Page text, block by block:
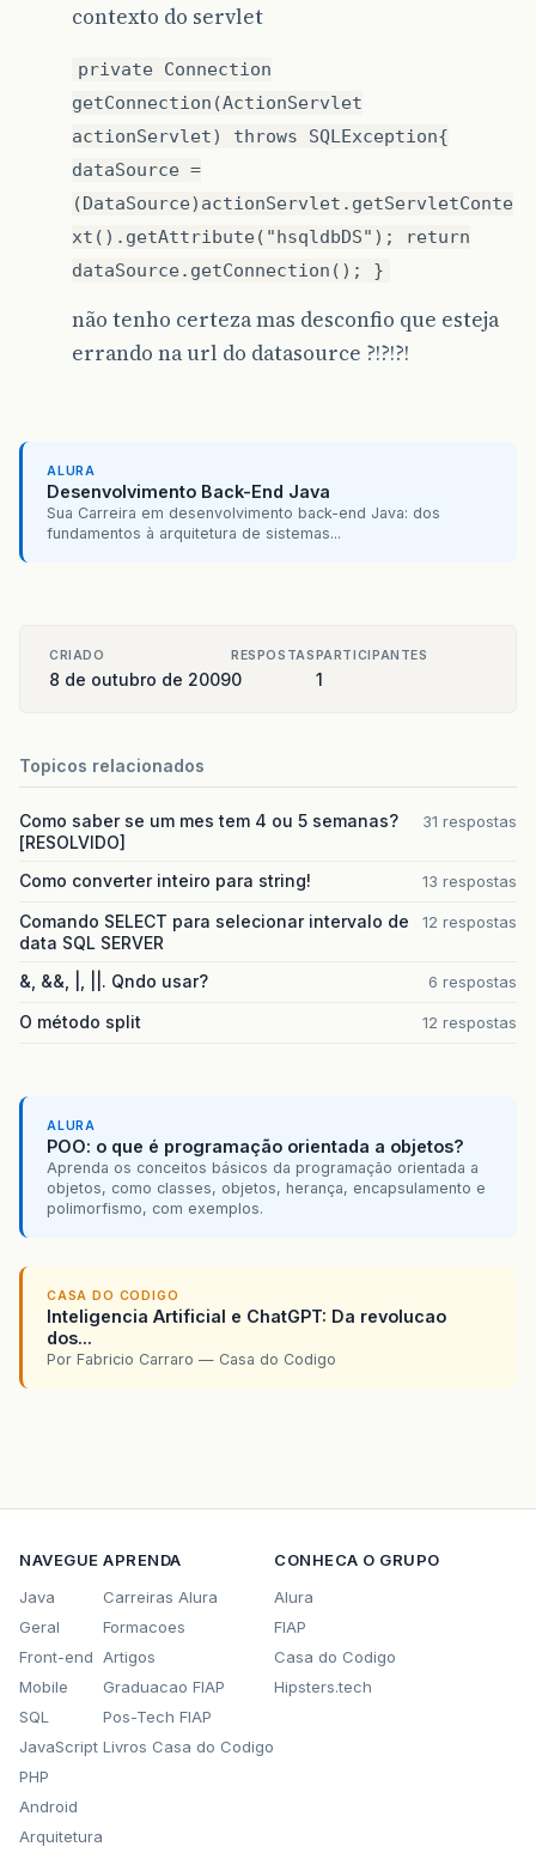
contexto do servlet
private Connection
getConnection(ActionServlet
actionServlet) throws SQLException{
dataSource =
(DataSource)actionServlet.getServletConte
xt().getAttribute("hsqldbDS"); return
dataSource.getConnection(); }
não tenho certeza mas desconfio que esteja
errando na url do datasource ?!?!?!
ALURA
Desenvolvimento Back-End Java
Sua Carreira em desenvolvimento back-end Java: dos
fundamentos à arquitetura de sistemas...
CRIADO
8 de outubro de 2009
RESPOSTAS
0
PARTICIPANTES
1
Topicos relacionados
Como saber se um mes tem 4 ou 5 semanas?
[RESOLVIDO]
31 respostas
Como converter inteiro para string! 13 respostas
Comando SELECT para selecionar intervalo de
data SQL SERVER
12 respostas
&, &&, |, ||. Qndo usar? 6 respostas
O método split 12 respostas
ALURA
POO: o que é programação orientada a objetos?
Aprenda os conceitos básicos da programação orientada a
objetos, como classes, objetos, herança, encapsulamento e
polimorfismo, com exemplos.
CASA DO CODIGO
Inteligencia Artificial e ChatGPT: Da revolucao
dos...
Por Fabricio Carraro — Casa do Codigo
NAVEGUE
Java
Geral
Front-end
Mobile
SQL
JavaScript
PHP
Android
Arquitetura
APRENDA
Carreiras Alura
Formacoes
Artigos
Graduacao FIAP
Pos-Tech FIAP
Livros Casa do Codigo
CONHECA O GRUPO
Alura
FIAP
Casa do Codigo
Hipsters.tech